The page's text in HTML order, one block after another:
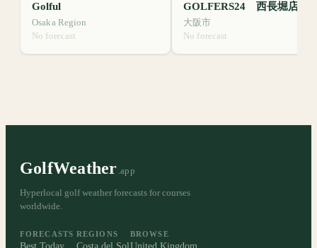
Golful
Osaka Region
No forecast
GOLFERS24 西長堀店
大阪市
No forecast
GolfWeather .app
Hyperlocal golf weather forecasts for courses
worldwide.
FORECASTS REGIONS BROWSE